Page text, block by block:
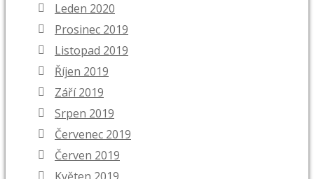
Leden 2020
Prosinec 2019
Listopad 2019
Říjen 2019
Září 2019
Srpen 2019
Červenec 2019
Červen 2019